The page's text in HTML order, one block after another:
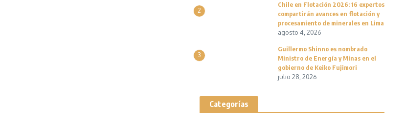
2
Chile en Flotación 2026: 16 expertos
compartirán avances en flotación y
procesamiento de minerales en Lima
agosto 4, 2026
3
Guillermo Shinno es nombrado
Ministro de Energía y Minas en el
gobierno de Keiko Fujimori
julio 28, 2026
Categorías